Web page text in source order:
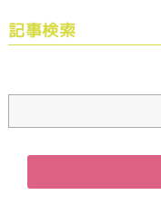
記事検索